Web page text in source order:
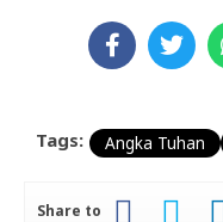
Tags: Angka Tuhan
Share to